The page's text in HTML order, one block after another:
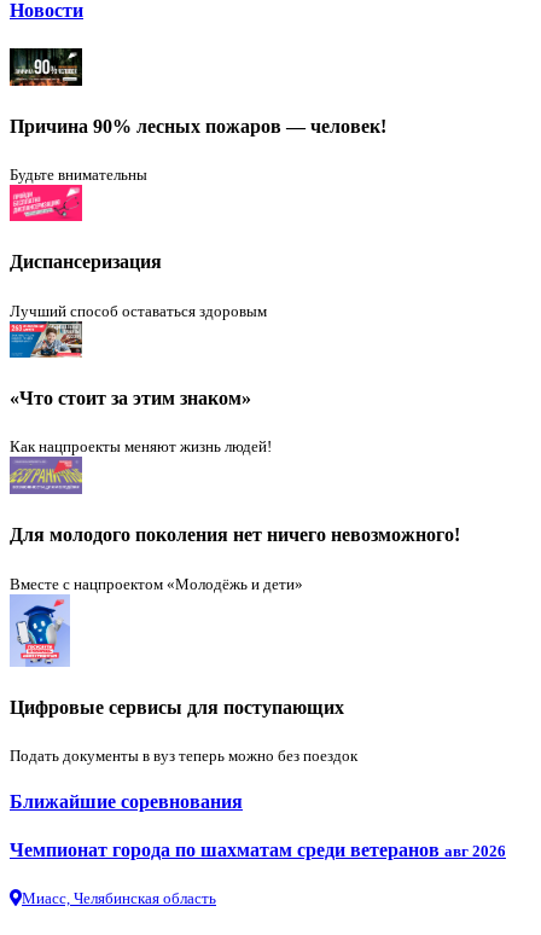
Новости
Причина 90% лесных пожаров — человек!
Будьте внимательны
Диспансеризация
Лучший способ оставаться здоровым
«Что стоит за этим знаком»
Как нацпроекты меняют жизнь людей!
Для молодого поколения нет ничего невозможного!
Вместе с нацпроектом «Молодёжь и дети»
Цифровые сервисы для поступающих
Подать документы в вуз теперь можно без поездок
Ближайшие соревнования
Чемпионат города по шахматам среди ветеранов авг 2026
Миасс, Челябинская область